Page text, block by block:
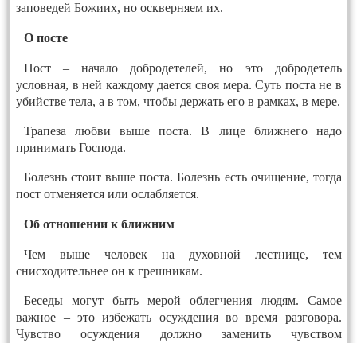
заповедей Божиих, но оскверняем их.
О посте
Пост – начало добродетелей, но это добродетель
условная, в ней каждому дается своя мера. Суть поста не в
убийстве тела, а в том, чтобы держать его в рамках, в мере.
Трапеза любви выше поста. В лице ближнего надо
принимать Господа.
Болезнь стоит выше поста. Болезнь есть очищение, тогда
пост отменяется или ослабляется.
Об отношении к ближним
Чем выше человек на духовной лестнице, тем
снисходительнее он к грешникам.
Беседы могут быть мерой облегчения людям. Самое
важное – это избежать осуждения во время разговора.
Чувство осуждения должно заменить чувством